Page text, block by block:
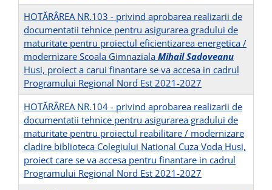
HOTĂRÂREA NR.103 - privind aprobarea realizarii de
documentatii tehnice pentru asigurarea gradului de
maturitate pentru proiectul eficientizarea energetica /
modernizare Scoala Gimnaziala Mihail Sadoveanu
Husi, proiect a carui finantare se va accesa in cadrul
Programului Regional Nord Est 2021-2027
HOTĂRÂREA NR.104 - privind aprobarea realizarii de
documentatii tehnice pentru asigurarea gradului de
maturitate pentru proiectul reabilitare / modernizare
cladire biblioteca Colegiului National Cuza Voda Husi,
proiect care se va accesa pentru finantare in cadrul
Programului Regional Nord Est 2021-2027